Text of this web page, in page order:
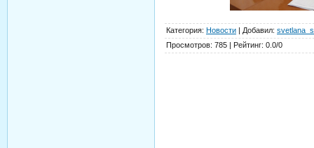
Категория: Новости | Добавил:
Просмотров: 785 | Рейтинг: 0.0/0